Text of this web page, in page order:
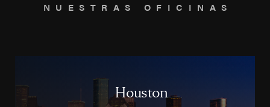
NUESTRAS OFICINAS
Houston